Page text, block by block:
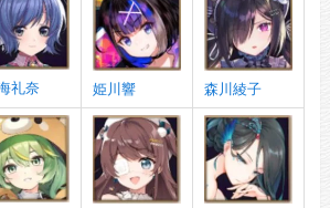
礼奈 姫川響 森川綾子